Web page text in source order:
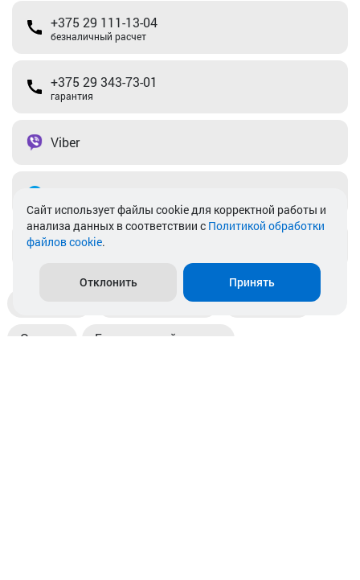
+375 29 111-13-04
безналичный расчет
+375 29 343-73-01
гарантия
Viber
info@akkamulik.by
Пункты выдачи Магазины
Оплата Безналичный расчет
Cайт использует файлы cookie для корректной работы и
анализа данных в соответствии с Политикой обработки
файлов cookie.
Отклонить Принять